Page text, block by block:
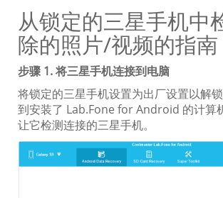
从锁定的三星手机中
除的照片/视频的指南
步骤 1. 将三星手机连接到电脑
将锁定的三星手机设置为出厂设置以解
到安装了 Lab.Fone for Android 的计算
让它检测连接的三星手机。